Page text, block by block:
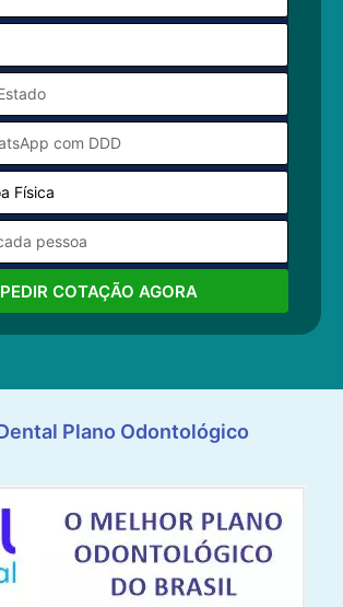
PEDIR COTAÇÃO AGORA
Plano Odontológico